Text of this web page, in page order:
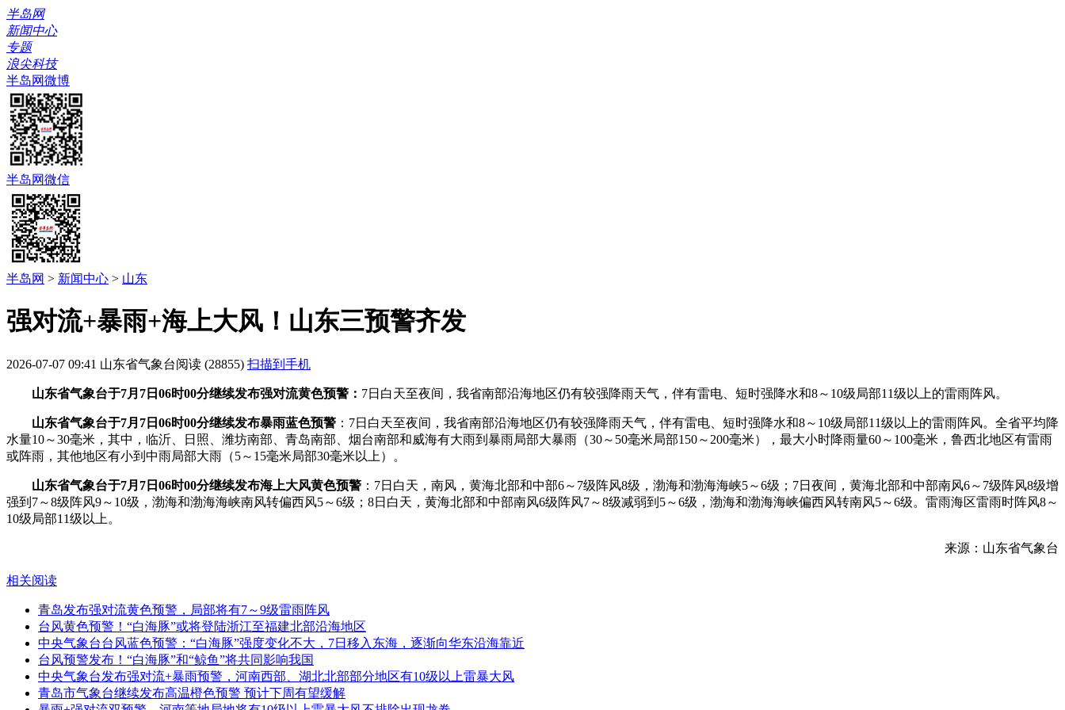
半岛网
新闻中心
专题
浪尖科技
半岛网微博
半岛网微信
半岛网 > 新闻中心 > 山东
强对流+暴雨+海上大风！山东三预警齐发
2026-07-07 09:41 山东省气象台阅读 (28855) 扫描到手机
山东省气象台于7月7日06时00分继续发布强对流黄色预警： 7日白天至夜间，我省南部沿海地区仍有较强降雨天气，伴有雷电、短时强降水和8～10级局部11级以上的雷雨阵风。
山东省气象台于7月7日06时00分继续发布暴雨蓝色预警 ：7日白天至夜间，我省南部沿海地区仍有较强降雨天气，伴有雷电、短时强降水和8～10级局部11级以上的雷雨阵风。全省平均降
水量10～30毫米，其中，临沂、日照、潍坊南部、青岛南部、烟台南部和威海有大雨到暴雨局部大暴雨（30～50毫米局部150～200毫米），最大小时降雨量60～100毫米，鲁西北地区有雷雨
或阵雨，其他地区有小到中雨局部大雨（5～15毫米局部30毫米以上）。
山东省气象台于7月7日06时00分继续发布海上大风黄色预警 ：7日白天，南风，黄海北部和中部6～7级阵风8级，渤海和渤海海峡5～6级；7日夜间，黄海北部和中部南风6～7级阵风8级增
强到7～8级阵风9～10级，渤海和渤海海峡南风转偏西风5～6级；8日白天，黄海北部和中部南风6级阵风7～8级减弱到5～6级，渤海和渤海海峡偏西风转南风5～6级。雷雨海区雷雨时阵风8～
10级局部11级以上。
来源：山东省气象台
相关阅读
青岛发布强对流黄色预警，局部将有7～9级雷雨阵风
台风黄色预警！“白海豚”或将登陆浙江至福建北部沿海地区
中央气象台台风蓝色预警：“白海豚”强度变化不大，7日移入东海，逐渐向华东沿海靠近
台风预警发布！“白海豚”和“鲸鱼”将共同影响我国
中央气象台发布强对流+暴雨预警，河南西部、湖北北部部分地区有10级以上雷暴大风
青岛市气象台继续发布高温橙色预警 预计下周有望缓解